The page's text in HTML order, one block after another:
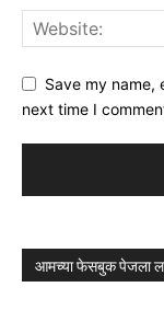
Save my name,
next time I
आमच्या फेसबुक पेजला